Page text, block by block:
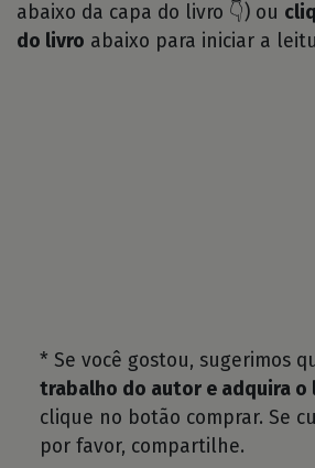
abaixo da capa do livro 👇) ou
do livro abaixo para iniciar a
* Se você gostou, sugerimos
trabalho do autor e adquira o
clique no botão comprar. Se
por favor, compartilhe.